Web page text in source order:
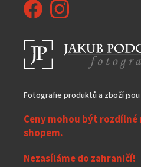
Fotografie produktů a zboží
Ceny mohou být
shopem.
Nezasíláme do zahraničí!